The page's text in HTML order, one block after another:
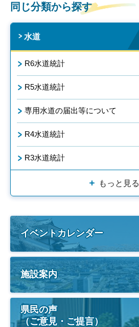
同じ分類から探す
水道
R6水道統計
R5水道統計
専用水道の届出等について
R4水道統計
R3水道統計
もっと見る
イベントカレンダー
施設案内
県民の声
（ご意見・ご提言）